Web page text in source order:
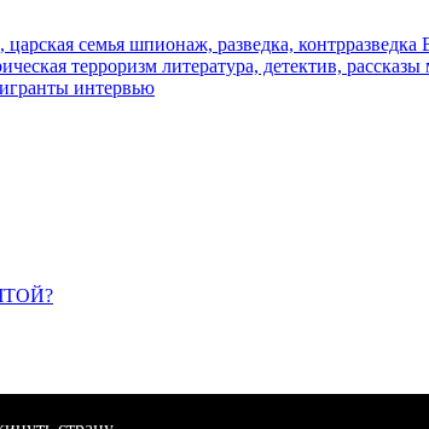
царская семья шпионаж, разведка, контрразведка
терроризм литература, детектив, рассказы
интервью